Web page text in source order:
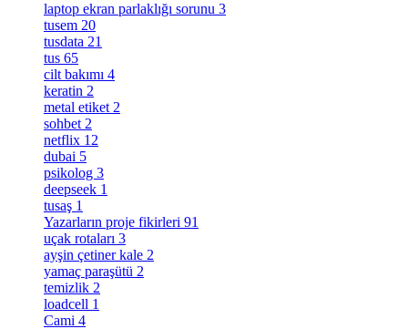
laptop ekran parlaklığı sorunu 3
tusem 20
tusdata 21
tus 65
cilt bakımı 4
keratin 2
metal etiket 2
sohbet 2
netflix 12
dubai 5
psikolog 3
deepseek 1
tusaş 1
Yazarların proje fikirleri 91
uçak rotaları 3
ayşin çetiner kale 2
yamaç paraşütü 2
temizlik 2
loadcell 1
Cami 4